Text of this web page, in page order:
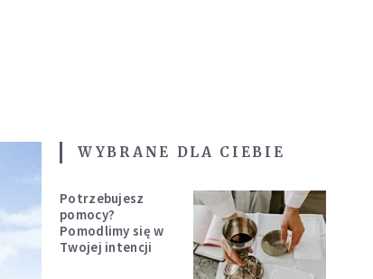
WYBRANE DLA CIEBIE
Potrzebujesz
pomocy?
Pomodlimy się w
Twojej intencji